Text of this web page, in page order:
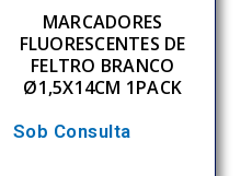
MARCADORES
FLUORESCENTES DE
FELTRO BRANCO
Ø1,5X14CM 1PACK
Sob Consulta